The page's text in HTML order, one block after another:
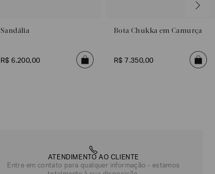
Sandália
R$ 6.200,00
Bota Chukka em Camurça
R$ 7 .350,00
ATENDIMENTO AO CLIENTE
Entre em contato para qualquer informação - estamos